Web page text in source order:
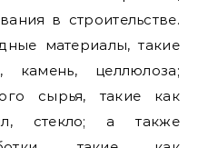
в строительстве.
материалы, такие
камень, целлюлоза;
сырья, такие как
стекло; а также